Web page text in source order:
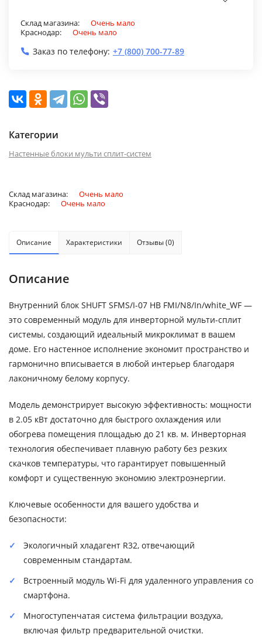
Склад магазина:
Очень мало
Краснодар:
Очень мало
Заказ по телефону: +7 (800) 700-77-89
Категории
Настенные блоки мульти сплит-систем
Склад магазина:
Очень мало
Краснодар:
Очень мало
Описание Характеристики Отзывы (0)
Описание
Внутренний блок SHUFT SFMS/I-07 HB FMI/N8/In/white_WF —
это современный модуль для инверторной мульти-сплит
системы, создающий идеальный микроклимат в вашем
доме. Его настенное исполнение экономит пространство и
гармонично вписывается в любой интерьер благодаря
лаконичному белому корпусу.
Модель демонстрирует высокую эффективность: мощности
в 2.05 кВт достаточно для быстрого охлаждения или
обогрева помещения площадью до 21 кв. м. Инверторная
технология обеспечивает плавную работу без резких
скачков температуры, что гарантирует повышенный
комфорт и существенную экономию электроэнергии.
Ключевые особенности для вашего удобства и
безопасности:
Экологичный хладагент R32, отвечающий
современным стандартам.
Встроенный модуль Wi-Fi для удаленного управления со
смартфона.
Многоступенчатая система фильтрации воздуха,
включая фильтр предварительной очистки.